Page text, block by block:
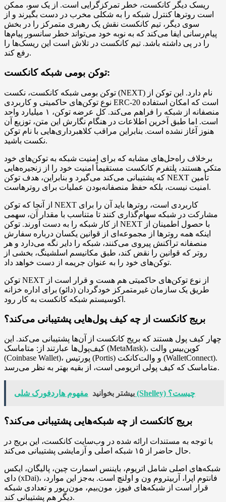
ریسک دیگر کانکست، خطر تمرکزگرایی است. از یک سو، ممکن
است روترها کنترل شبکه را به شکلی مخرب در دست بگیرند و از
سوی دیگر، تیم کانکست نقش یک رهبری متمرکز را در بخش
پیام‌رسانی ایفا می‌کند که به نوبه خود می‌تواند خطر سانسور پیام‌ها
را در پی داشته باشد. تیم کانکست در تلاش است این ریسک‌ها را
رفع کند.
توکن بومی شبکه کانکست:
توکن بومی شبکه کانکست، نکست (NEXT) نام دارد. این توکن از
نوع توکن‌های حاکمیتی و کاربردی ERC-20 است که امکان استفاده
منصفانه از شبکه را فراهم می‌کند. کل عرضه توکن، ۱ میلیارد واحد
است. اما طبق آخرین اطلاعات در هنگام نگارش این متن، توزیع آن
هنوز آغاز نشده است. بنابراین مراقب کلاهبرداری‌هایی با نام توکن
نکست باشید.
برخلاف راه‌حل‌های مشابه که برای امنیت شبکه به توکن‌های خود
متکی هستند، پلتفرم کانکست مستقیماً امنیت خود را از زنجیره‌هایی
که پشتیبانی می‌کند می‌گیرد و بنابراین، هدف توکن NEXT تأمین
امنیت نیست، بلکه حفظ منصفانه‌بودن عملیات برای روترهاست.
از آنجا که توکن NEXT کاربردی است، روترها باید آن را برای
مشارکت در شبکه سهام‌گذاری کنند تا متناسب با مقدار آن، سهمی
از کار شبکه را به دست آورند. توکن NEXT با حصول اطمینان از
اینکه همه روترها از مجموعه‌ای از قوانین یکسان درباره سفارش
منصفانه تراکنش پیروی می‌کنند، شبکه را دایر نگه می‌دارد و هر
روتر که قوانین را نقض کند، طبق مکانیسم اسلشینگ، بخشی از
توکن‌های خود را به عنوان جریمه از دست خواهد داد.
توکن NEXT از نوع توکن‌های حاکمیتی هم هست و قرار است از
طریق یک سازمان غیرمتمرکز خودگردان (دائو) برای اداره خزانه
اکوسیستم شبکه کانکست به کار رود.
بریج کانکست از چه کیف پول‌هایی پشتیبانی می‌کند؟
چهار کیف پول هستند که بریج کانکست از آن‌ها پشتیبانی می‌کند. این
کیف‌پول‌ها عبارتند از: متاماسک (MetaMask)، کوین‌بیس والت
(Coinbase Wallet)، پورتیس (Portis) و والت‌کانکت (WalletConnect).
متاماسک که کیف پولی اتریومی است، از بقیه بهتر به نظر می‌رسد.
بیشتر بخوانید مفهوم هاردفورک شلی (Shelley) چیست؟
بریج کانکست از چه شبکه‌هایی پشتیبانی می‌کند؟
با توجه به مستندات ارائه شده در وب‌سایت کانکست، این بریج در
حال حاضر از ۱۵ شبکه اصلی و آزمایشی پشتیبانی می‌کند.
شبکه‌های اصلی شامل اتریوم، بایننس اسمارت چین، پالیگان، ایکس
دای (xDai)، فانتوم اپرا، آربیتروم ون و اولنچ است. به‌جز این موارد،
قرار است از شبکه‌های فیوز، مون‌بیم، مون‌ریور و تعدادی شبکه
دیگر هم پشتیبانی کند.